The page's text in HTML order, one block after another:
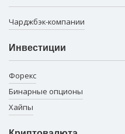
Чарджбэк-компании
Инвестиции
Форекс
Бинарные опционы
Хайпы